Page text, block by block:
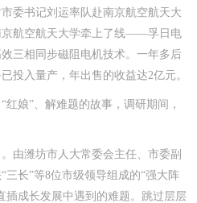
书记刘运率队赴南京航空航天大
京航空航天大学牵上了线——孚日电
三相同步磁阻电机技术。一年多后
投入量产，年出售的收益达2亿元。
娘”、解难题的故事，调研期间，
潍坊市人大常委会主任、市委副
长”等8位市级领导组成的“强大阵
插成长发展中遇到的难题。跳过层层